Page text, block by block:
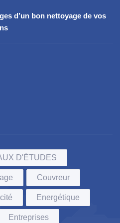
d’un bon nettoyage de vos
D'ÉTUDES
Couvreur
Energétique
Entreprises